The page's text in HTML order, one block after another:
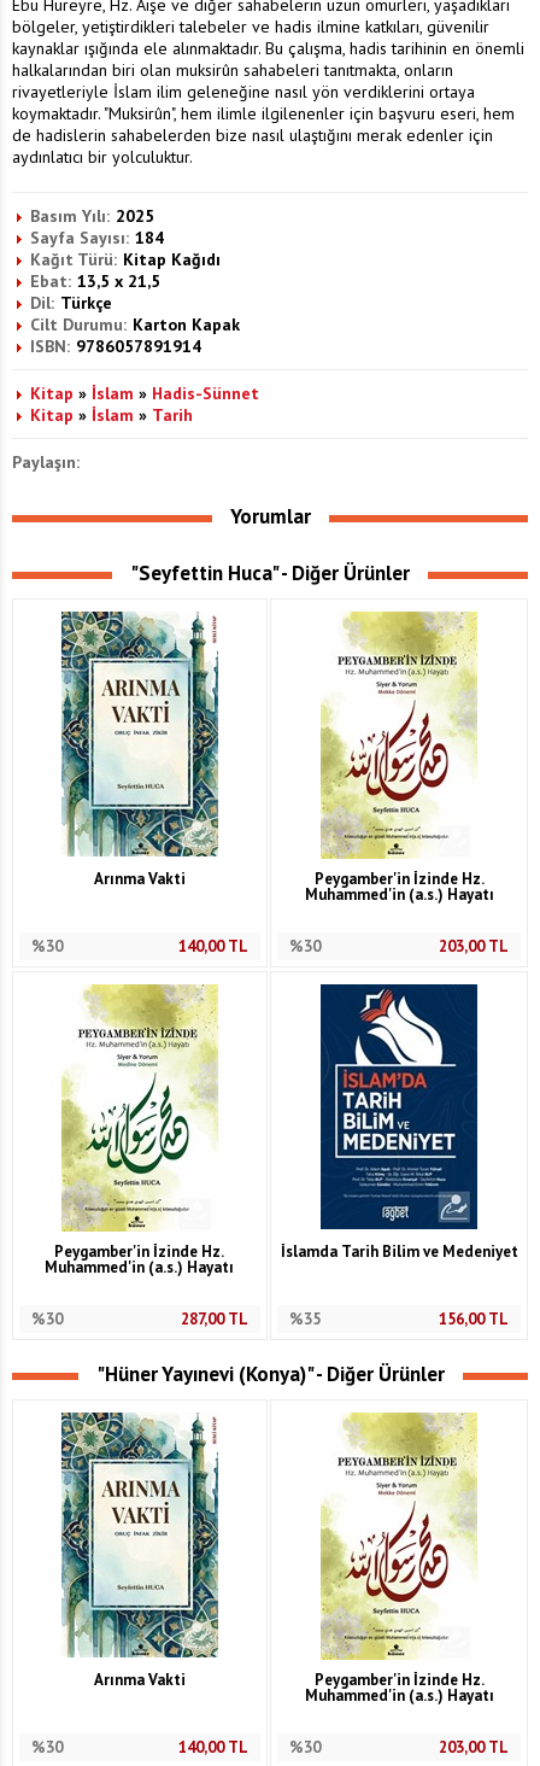
Ebu Hureyre, Hz. Âişe ve diğer sahabelerin uzun ömürleri, yaşadıkları
bölgeler, yetiştirdikleri talebeler ve hadis ilmine katkıları, güvenilir
kaynaklar ışığında ele alınmaktadır. Bu çalışma, hadis tarihinin en önemli
halkalarından biri olan muksirûn sahabeleri tanıtmakta, onların
rivayetleriyle İslam ilim geleneğine nasıl yön verdiklerini ortaya
koymaktadır. "Muksirûn", hem ilimle ilgilenenler için başvuru eseri, hem
de hadislerin sahabelerden bize nasıl ulaştığını merak edenler için
aydınlatıcı bir yolculuktur.
Basım Yılı: 2025
Sayfa Sayısı: 184
Kağıt Türü: Kitap Kağıdı
Ebat: 13,5 x 21,5
Dil: Türkçe
Cilt Durumu: Karton Kapak
ISBN: 9786057891914
Kitap » İslam » Hadis-Sünnet
Kitap » İslam » Tarih
Paylaşın:
Yorumlar
"Seyfettin Huca" - Diğer Ürünler
Arınma Vakti
%30 140,00TL
Peygamber'in İzinde Hz.
Muhammed'in (a.s.) Hayatı
%30 203,00TL
Peygamber'in İzinde Hz.
Muhammed'in (a.s.) Hayatı
%30 287,00TL
İslamda Tarih Bilim ve Medeniyet
%35 156,00TL
"Hüner Yayınevi (Konya)" - Diğer Ürünler
Arınma Vakti
%30 140,00TL
Peygamber'in İzinde Hz.
Muhammed'in (a.s.) Hayatı
%30 203,00TL